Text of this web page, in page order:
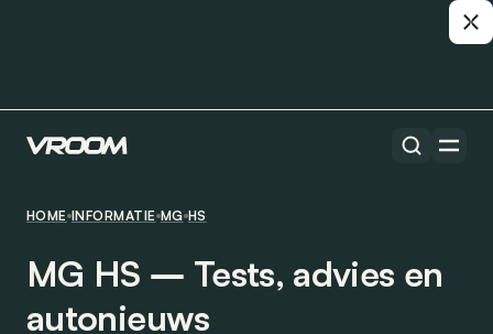
HOME INFORMATIE MG HS
MG HS ― Tests, advies en
autonieuws